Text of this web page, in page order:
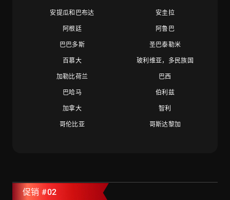
安提瓜和巴布达 安圭拉
阿根廷 阿鲁巴
巴巴多斯 圣巴泰勒米
百慕大 玻利维亚，多民族国
加勒比荷兰 巴西
巴哈马 伯利兹
加拿大 智利
哥伦比亚 哥斯达黎加
促销 #02